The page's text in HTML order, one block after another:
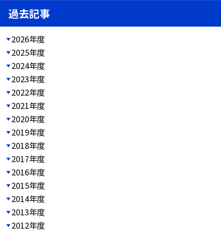
過去記事
2026年度
2025年度
2024年度
2023年度
2022年度
2021年度
2020年度
2019年度
2018年度
2017年度
2016年度
2015年度
2014年度
2013年度
2012年度